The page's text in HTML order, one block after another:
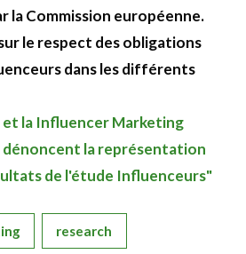
la Commission européenne.
le respect des obligations
dans les différents
et la Influencer Marketing
dénoncent la représentation
de l'étude Influenceurs"
research